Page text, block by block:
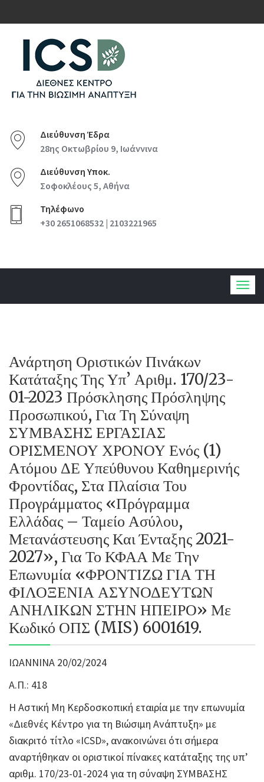
Διεύθυνση Έδρα
28ης Οκτωβρίου 9, Ιωάννινα
Διεύθυνση Υποκ.
Σοφοκλέους 5, Αθήνα
Τηλέφωνο
+30 2651068532 | 2103221965
Ανάρτηση Οριστικών Πινάκων
Κατάταξης Της Υπ’ Αριθμ. 170/23-
01-2023 Πρόσκλησης Πρόσληψης
Προσωπικού, Για Τη Σύναψη
ΣΥΜΒΑΣΗΣ ΕΡΓΑΣΙΑΣ
ΟΡΙΣΜΕΝΟΥ ΧΡΟΝΟΥ Ενός (1)
Ατόμου ΔΕ Υπεύθυνου Καθημερινής
Φροντίδας, Στα Πλαίσια Του
Προγράμματος «Πρόγραμμα
Ελλάδας – Ταμείο Ασύλου,
Μετανάστευσης Και Ένταξης 2021-
2027», Για Το ΚΦΑΑ Με Την
Επωνυμία «ΦΡΟΝΤΙΖΩ ΓΙΑ ΤΗ
ΦΙΛΟΞΕΝΙΑ ΑΣΥΝΟΔΕΥΤΩΝ
ΑΝΗΛΙΚΩΝ ΣΤΗΝ ΗΠΕΙΡΟ» Με
Κωδικό ΟΠΣ (MIS) 6001619.
ΙΩΑΝΝΙΝΑ 20/02/2024
Α.Π.: 418
Η Αστική Μη Κερδοσκοπική εταιρία με την επωνυμία
«Διεθνές Κέντρο για τη Βιώσιμη Ανάπτυξη» με
διακριτό τίτλο «ICSD», ανακοινώνει ότι σήμερα
αναρτήθηκαν οι οριστικοί πίνακες κατάταξης της υπ’
αριθμ. 170/23-01-2024 για τη σύναψη ΣΥΜΒΑΣΗΣ